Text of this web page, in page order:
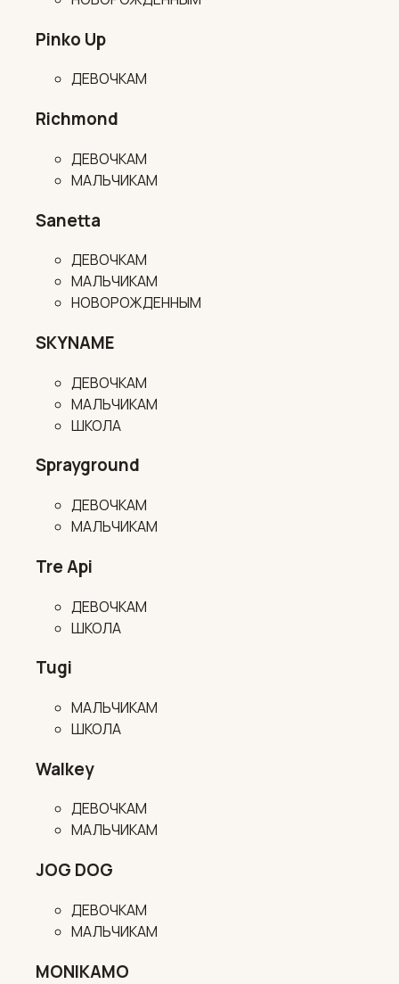
Pinko Up
ДЕВОЧКАМ
Richmond
ДЕВОЧКАМ
МАЛЬЧИКАМ
Sanetta
ДЕВОЧКАМ
МАЛЬЧИКАМ
НОВОРОЖДЕННЫМ
SKYNAME
ДЕВОЧКАМ
МАЛЬЧИКАМ
ШКОЛА
Sprayground
ДЕВОЧКАМ
МАЛЬЧИКАМ
Tre Api
ДЕВОЧКАМ
ШКОЛА
Tugi
МАЛЬЧИКАМ
ШКОЛА
Walkey
ДЕВОЧКАМ
МАЛЬЧИКАМ
JOG DOG
ДЕВОЧКАМ
МАЛЬЧИКАМ
MONIKAMO